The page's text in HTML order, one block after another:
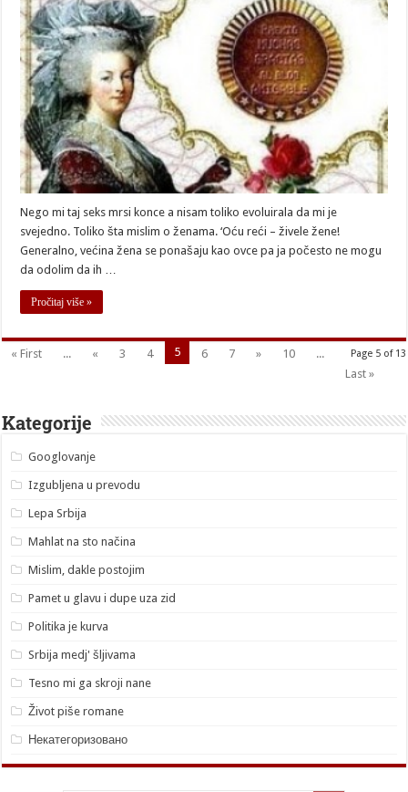
Nego mi taj seks mrsi konce a nisam toliko evoluirala da mi je
svejedno. Toliko šta mislim o ženama. ‘Oću reći – živele žene!
Generalno, većina žena se ponašaju kao ovce pa ja počesto ne mogu
da odolim da ih …
Pročitaj više »
Page 5 of 13
« First ... « 3 4 5 6 7 » 10
...
Last »
Kategorije
Googlovanje
Izgubljena u prevodu
Lepa Srbija
Mahlat na sto načina
Mislim, dakle postojim
Pamet u glavu i dupe uza zid
Politika je kurva
Srbija medj' šljivama
Tesno mi ga skroji nane
Život piše romane
Некатегоризовано